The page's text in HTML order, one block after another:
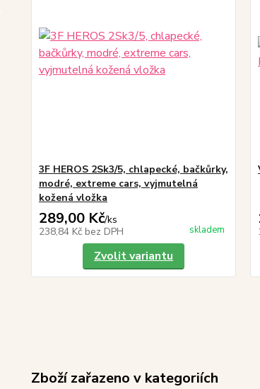
3F HEROS 2Sk3/5, chlapecké, bačkůrky,
modré, extreme cars, vyjmutelná
kožená vložka
289,00 Kč/ks
238,84 Kč bez DPH skladem
Zvolit variantu
Zboží zařazeno v kategoriích